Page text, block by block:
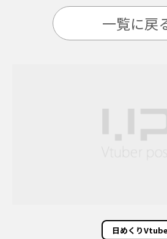
一覧に戻
日めくり